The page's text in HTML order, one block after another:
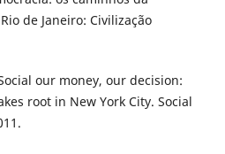
de Janeiro: Civilização
Social our money, our decision:
root in New York City. Social